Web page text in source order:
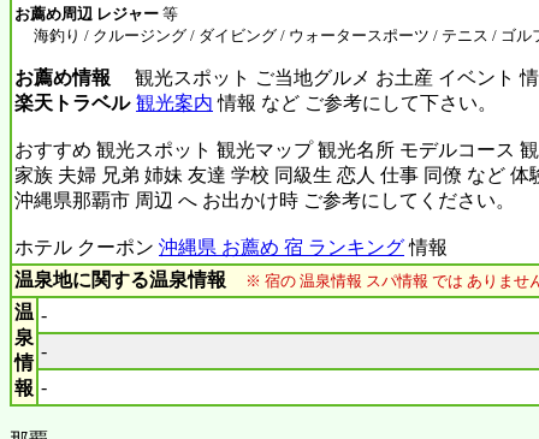
お薦め周辺 レジャー 等
海釣り / クルージング / ダイビング / ウォータースポーツ / テニス / ゴル
お薦め情報 観光スポット ご当地グルメ お土産 イベント
楽天トラベル 観光案内 情報 など ご参考にして下さい。
おすすめ 観光スポット 観光マップ 観光名所 モデルコース
家族 夫婦 兄弟 姉妹 友達 学校 同級生 恋人 仕事 同僚 など 体
沖縄県那覇市 周辺 へ お出かけ時 ご参考にしてください。
ホテル クーポン 沖縄県 お薦め 宿 ランキング情報
温泉地に関する温泉情報
※ 宿の 温泉情報 スパ情報 では ありませ
温
泉
情
報
-
-
-